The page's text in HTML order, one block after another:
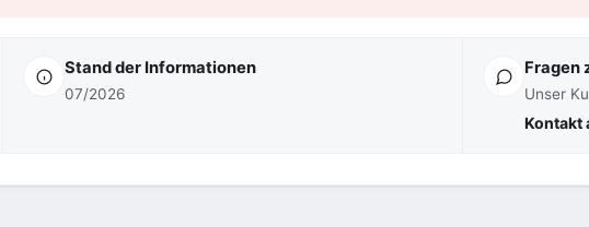
Stand der Informationen
07/2026
Fragen
Unser
Kontakt